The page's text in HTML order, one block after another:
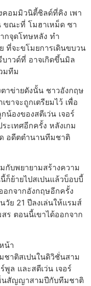
คอมมิวนิตี้ชิลด์ที่คิง เพา
ขณะที่ โมฮาเหม็ด ซา
กจุดโทษหลัง ทํา
ที่จะขโมยการเดินขบวน
าวด์ที่ อาจเกิดขึ้นมิล
มทีม
าข่ายดังนั้น ชาวอังกฤษ
ขาจะถูกเตรียมไว้ เพื่อ
องของสตีเว่น เจอร์
ะเทศอีกครั้ง หลังเกม
อดีตตํานานทีมชาติ
กับพยายามสร้างความ
ย้ายไปสเปนแล้วบ็อบบี้
อกจากอังกฤษอีกครั้ง
วัย 21 ปีลงเล่นให้แรมส์
สร ตอนนี้เขาได้ออกจาก
ชาติสเปนในดิวิชั่นสาม
ล และสตีเว่น เจอร์
นสัญญาสามปีกับทีมชาติ